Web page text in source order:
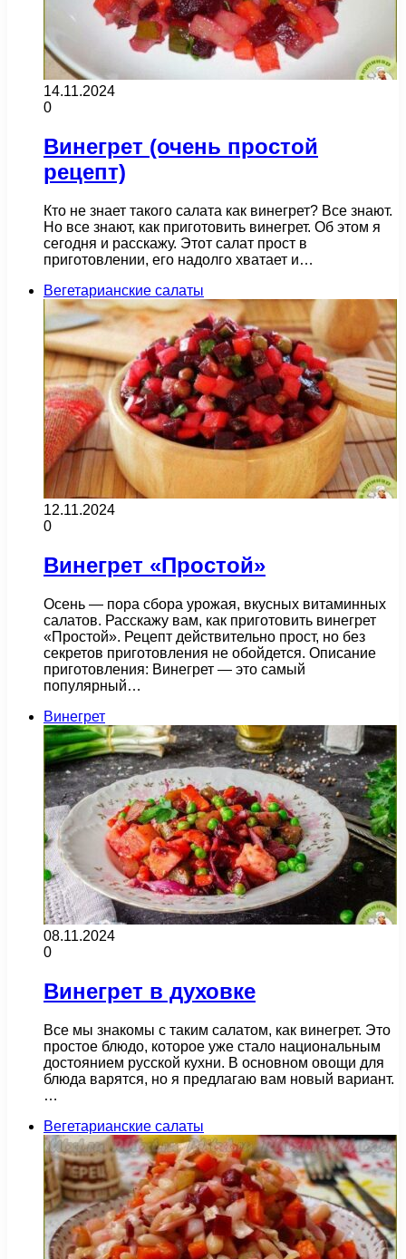
14.11.2024
0
Винегрет (очень простой
рецепт)
Кто не знает такого салата как винегрет? Все знают.
Но все знают, как приготовить винегрет. Об этом я
сегодня и расскажу. Этот салат прост в
приготовлении, его надолго хватает и…
Вегетарианские салаты
12.11.2024
0
Винегрет «Простой»
Осень — пора сбора урожая, вкусных витаминных
салатов. Расскажу вам, как приготовить винегрет
«Простой». Рецепт действительно прост, но без
секретов приготовления не обойдется. Описание
приготовления: Винегрет — это самый
популярный…
Винегрет
08.11.2024
0
Винегрет в духовке
Все мы знакомы с таким салатом, как винегрет. Это
простое блюдо, которое уже стало национальным
достоянием русской кухни. В основном овощи для
блюда варятся, но я предлагаю вам новый вариант.
…
Вегетарианские салаты